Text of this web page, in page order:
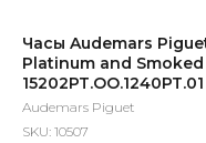
Часы Audemars
Platinum and Smoked
Audemars Piguet
SKU: 10507